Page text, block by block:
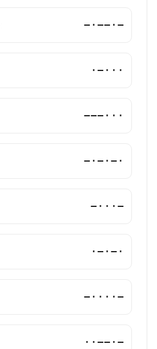
−·−−·−
·−···
−−−···
−·−·−·
−···−
·−·−·
−····−
··−−·−